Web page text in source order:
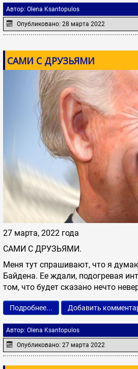
Автор: Olena Ksantopulos
Опубликовано: 28 марта 2022
САМИ С ДРУЗЬЯМИ
27 марта, 2022 года
САМИ С ДРУЗЬЯМИ.
Меня тут спрашивают, что я
Байдена. Ее ждали, подогревая
том, что будет сказано нечто
Подробнее... Добавить
Автор: Olena Ksantopulos
Опубликовано: 27 марта 2022